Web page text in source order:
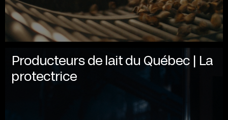
Producteurs de lait du Québec | La
protectrice